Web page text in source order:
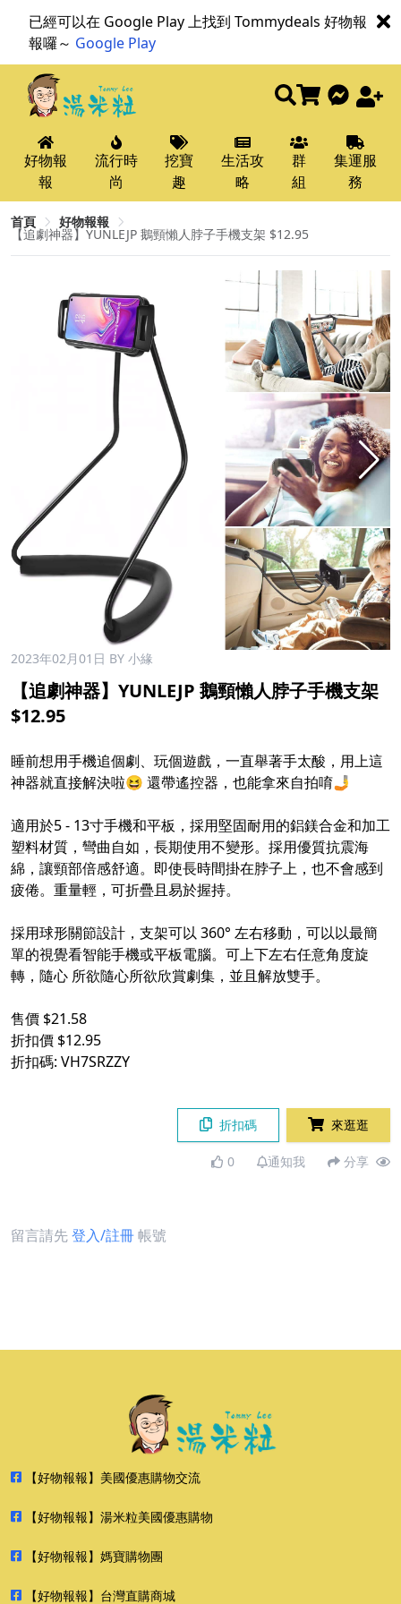
已經可以在 Google Play 上找到 Tommydeals 好物報
報囉～ Google Play
好物報
報
流行時
尚
挖寶
趣
生活攻
略
群
組
集運服
務
首頁 好物報報
【追劇神器】YUNLEJP 鵝頸懶人脖子手機支架 $12.95
2023年02月01日 BY 小緣
【追劇神器】YUNLEJP 鵝頸懶人脖子手機支架
$12.95
睡前想用手機追個劇、玩個遊戲，一直舉著手太酸，用上這
神器就直接解決啦😆 還帶遙控器，也能拿來自拍唷🤳
適用於5 - 13寸手機和平板，採用堅固耐用的鋁鎂合金和加工
塑料材質，彎曲自如，長期使用不變形。採用優質抗震海
綿，讓頸部倍感舒適。即使長時間掛在脖子上，也不會感到
疲倦。重量輕，可折疊且易於握持。
採用球形關節設計，支架可以 360° 左右移動，可以以最簡
單的視覺看智能手機或平板電腦。可上下左右任意角度旋
轉，隨心 所欲隨心所欲欣賞劇集，並且解放雙手。
售價 $21.58
折扣價 $12.95
折扣碼: VH7SRZZY
折扣碼 來逛逛
0 通知我 分享
留言請先登入/註冊帳號
【好物報報】美國優惠購物交流
【好物報報】湯米粒美國優惠購物
【好物報報】媽寶購物團
【好物報報】台灣直購商城